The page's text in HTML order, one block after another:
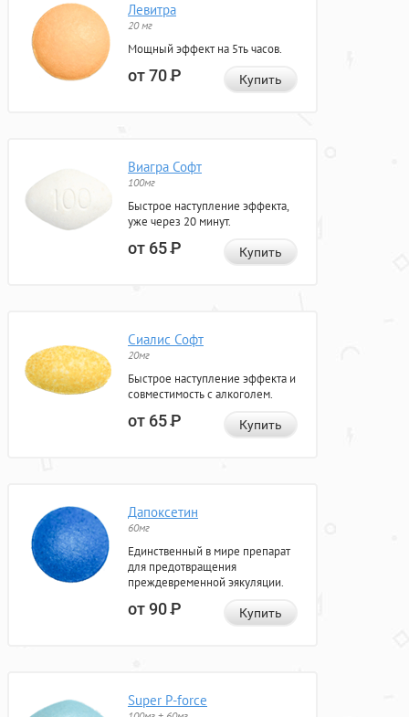
Левитра
20 мг
Мощный эффект на 5ть часов.
от 70Р Купить
Виагра Софт
100мг
Быстрое наступление эффекта,
уже через 20 минут.
от 65Р Купить
Сиалис Софт
20мг
Быстрое наступление эффекта и
совместимость с алкоголем.
от 65Р Купить
Дапоксетин
60мг
Единственный в мире препарат
для предотвращения
преждевременной эякуляции.
от 90Р Купить
Super P-force